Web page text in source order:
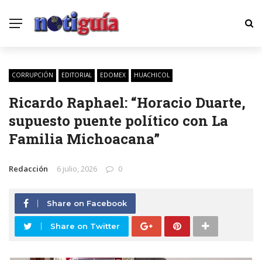
CORRUPCIÓN EDITORIAL EDOMEX HUACHICOL
Ricardo Raphael: “Horacio Duarte,
supuesto puente político con La
Familia Michoacana”
Redacción 6 julio, 2026 0
Share on Facebook
Share on Twitter